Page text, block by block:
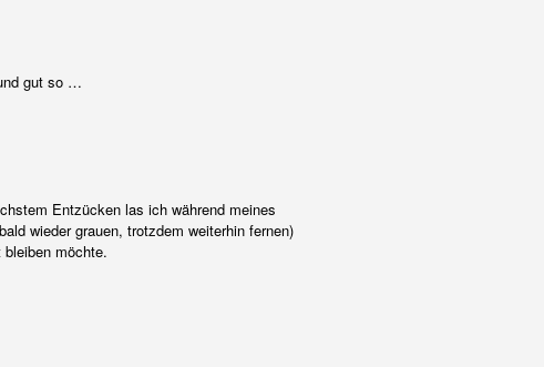
gut so …
Entzücken las ich während meines
wieder grauen, trotzdem weiterhin fernen)
möchte.